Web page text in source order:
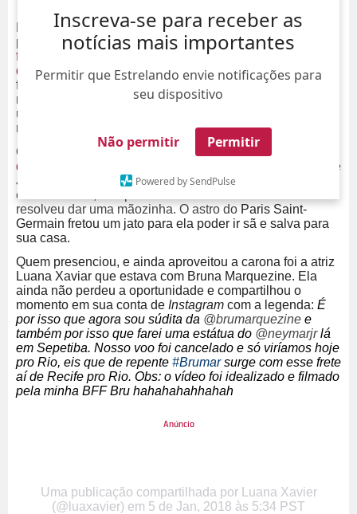
Inscreva-se para receber as
notícias mais importantes
Permitir que Estrelando envie notificações para
seu dispositivo
Não permitir Permitir
Powered by SendPulse
E pelo jeitoBruMarvoltou firme e forte! Após o casal
passar oRéveillonemclima de romance, com direito a
foto com fãs
Instagram
despedida, eles mostraram que o amor não tem
fronteiras. A prova mais recente foi quando
Neymar
resolveu atacar de príncipe encantado, mas no lugar de
um cavalo branco, ele tinha um jatinho! Não entendeu
nada? Então deixa que a gente te explica!
O que aconteceu foi que
Bruna Marquezine foi embora
de Recife
nesta quinta-feira, porém seu vôo para o Rio de
Janeiro foi cancelado. Ao ficar sabendo, Neymar, que
está em Paris, não poderia deixar a amada sozinha e
resolveu dar uma mãozinha. O astro do Paris Saint-
Germain fretou um jato para ela poder ir sã e salva para
sua casa.
Quem presenciou, e ainda aproveitou a carona foi a atriz
Luana Xaviar que estava com Bruna Marquezine. Ela
ainda não perdeu a oportunidade e compartilhou o
momento em sua conta de Instagram com a legenda: É
por isso que agora sou súdita da @brumarquezine e
também por isso que farei uma estátua do @neymarjrlá
em Sepetiba. Nosso voo foi cancelado e só viríamos hoje
pro Rio, eis que de repente #Brumarsurge com esse frete
aí de Recife pro Rio. Obs: o vídeo foi idealizado e filmado
pela minha BFF Bru hahahahahhahah
Uma publicação compartilhada por Luana Xavier
(@luaxavier) em 5 de Jan, 2018 às 5:34 PST